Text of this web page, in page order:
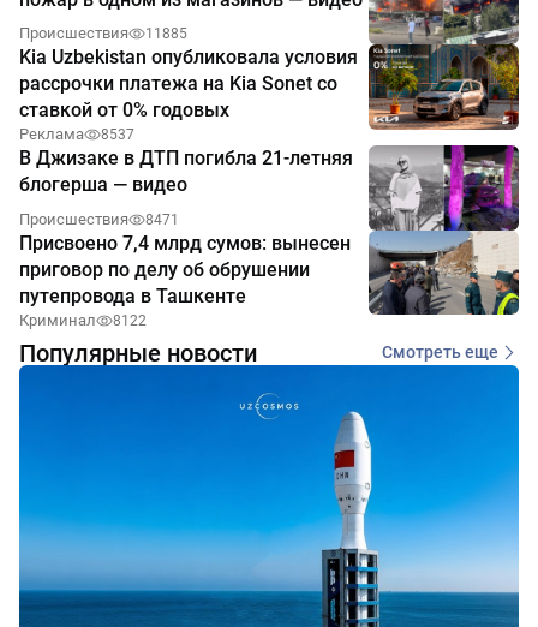
Происшествия 11885
Kia Uzbekistan опубликовала условия
рассрочки платежа на Kia Sonet со
ставкой от 0% годовых
Реклама 8537
В Джизаке в ДТП погибла 21-летняя
блогерша — видео
Происшествия 8471
Присвоено 7,4 млрд сумов: вынесен
приговор по делу об обрушении
путепровода в Ташкенте
Криминал 8122
Популярные новости Смотреть еще